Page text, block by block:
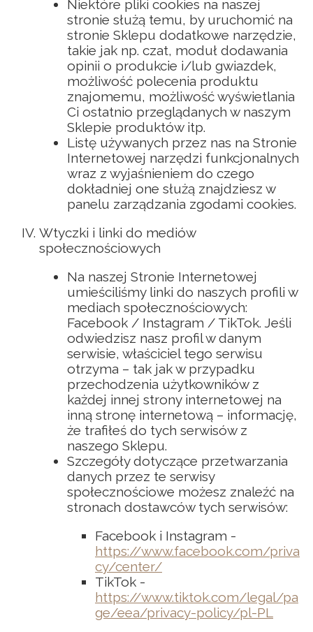
Niektóre pliki cookies na naszej
stronie służą temu, by uruchomić na
stronie Sklepu dodatkowe narzędzie,
takie jak np. czat, moduł dodawania
opinii o produkcie i/lub gwiazdek,
możliwość polecenia produktu
znajomemu, możliwość wyświetlania
Ci ostatnio przeglądanych w naszym
Sklepie produktów itp.
Listę używanych przez nas na Stronie
Internetowej narzędzi funkcjonalnych
wraz z wyjaśnieniem do czego
dokładniej one służą znajdziesz w
panelu zarządzania zgodami cookies.
Wtyczki i linki do mediów
społecznościowych
Na naszej Stronie Internetowej
umieściliśmy linki do naszych profili w
mediach społecznościowych:
Facebook / Instagram / TikTok. Jeśli
odwiedzisz nasz profil w danym
serwisie, właściciel tego serwisu
otrzyma – tak jak w przypadku
przechodzenia użytkowników z
każdej innej strony internetowej na
inną stronę internetową – informację,
że trafiłeś do tych serwisów z
naszego Sklepu.
Szczegóły dotyczące przetwarzania
danych przez te serwisy
społecznościowe możesz znaleźć na
stronach dostawców tych serwisów:
Facebook i Instagram -
https://www.facebook.com/priva
cy/center/
TikTok -
https://www.tiktok.com/legal/pa
ge/eea/privacy-policy/pl-PL